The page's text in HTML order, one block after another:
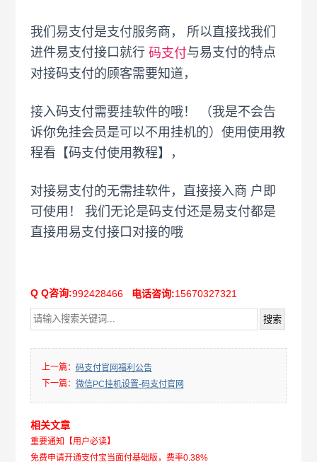
我们易支付是支付服务商， 所以直接找我们
进件易支付接口就行 码支付与易支付的特点
对接码支付的顾客需要知道，
接入码支付需要挂软件的哦！ （我是不会告
诉你免挂会员是可以不用挂机的）使用使用教
程看【码支付使用教程】，
对接易支付的无需挂软件，直接接入商 户即
可使用！ 我们无论是码支付还是易支付都是
直接用易支付接口对接的哦
Q Q咨询:992428466 电话咨询:15670327321
上一篇： 码支付官网福利公告
下一篇： 微信PC挂机设置-码支付官网
相关文章
重要通知【用户必读】
免费申请开通支付宝当面付基础版，费率0.38%